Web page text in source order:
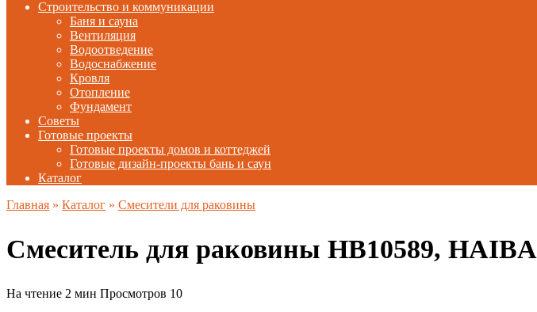
Строительство и коммуникации
Баня и сауна
Вентиляция
Водоотведение
Водоснабжение
Кровля
Отопление
Фундамент
Советы
Готовые проекты
Готовые проекты домов и коттеджей
Готовые дизайн-проекты бань и саун
Каталог
Главная » Каталог » Смесители для раковины
Смеситель для раковины HB10589, HAIBA
На чтение 2 мин Просмотров 10